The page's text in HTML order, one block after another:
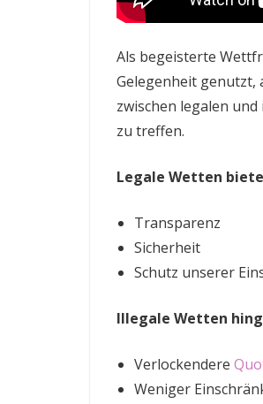
Als begeisterte
Gelegenheit genutzt,
zwischen legalen
zu treffen.
Legale Wetten
Transparenz
Sicherheit
Schutz unserer
Illegale Wetten
Verlockendere
Weniger